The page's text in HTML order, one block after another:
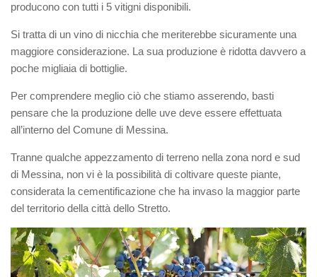
producono con tutti i 5 vitigni disponibili.
Si tratta di un vino di nicchia che meriterebbe sicuramente una
maggiore considerazione. La sua produzione è ridotta davvero a
poche migliaia di bottiglie.
Per comprendere meglio ciò che stiamo asserendo, basti
pensare che la produzione delle uve deve essere effettuata
all’interno del Comune di Messina.
Tranne qualche appezzamento di terreno nella zona nord e sud
di Messina, non vi è la possibilità di coltivare queste piante,
considerata la cementificazione che ha invaso la maggior parte
del territorio della città dello Stretto.